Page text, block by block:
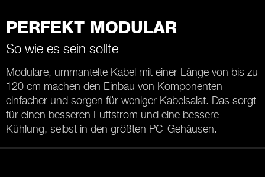
PERFEKT MODULAR
So wie es sein sollte
Modulare, ummantelte Kabel mit einer Länge von bis zu
120 cm machen den Einbau von Komponenten
einfacher und sorgen für weniger Kabelsalat. Das sorgt
für einen besseren Luftstrom und eine bessere
Kühlung, selbst in den größten PC-Gehäusen.